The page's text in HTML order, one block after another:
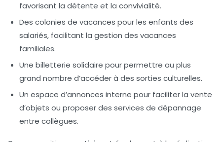
favorisant la détente et la convivialité.
Des colonies de vacances pour les enfants des
salariés, facilitant la gestion des vacances
familiales.
Une billetterie solidaire pour permettre au plus
grand nombre d’accéder à des sorties culturelles.
Un espace d’annonces interne pour faciliter la vente
d’objets ou proposer des services de dépannage
entre collègues.